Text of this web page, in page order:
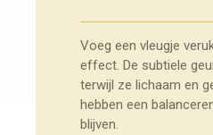
Voeg een vleugje
effect. De subtiele
terwijl ze lichaam en
hebben een
blijven.